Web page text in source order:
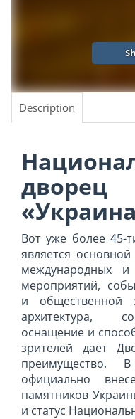
Description
Вот уже более 45-
является
международных и
мероприятий,
и общественной
архитектура,
оснащение и
зрителей дает
официально
памятников
и статус